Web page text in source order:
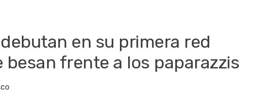
en su primera red
frente a los paparazzis